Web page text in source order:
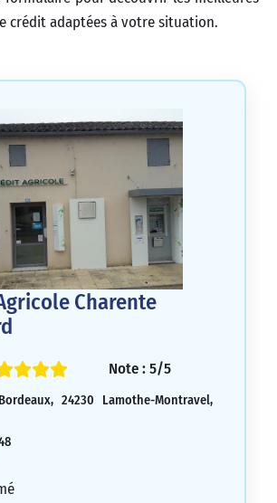
crédit adaptées à votre situation.
Charente
Note : 5/5
24230 Lamothe-Montravel,